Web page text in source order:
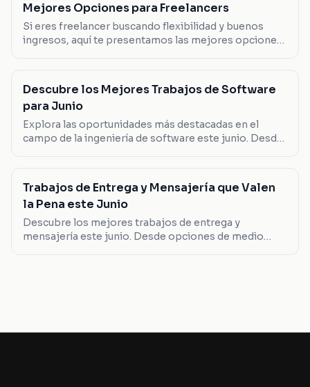
Mejores Opciones para Freelancers
Si eres freelancer buscando flexibilidad y buenos
ingresos, aquí te presentamos las mejores opciones
Descubre los Mejores Trabajos de Software
para Junio
Explora las oportunidades más destacadas en el
campo de la ingeniería de software este junio. Desde
Trabajos de Entrega y Mensajería que Valen
la Pena este Junio
Descubre los mejores trabajos de entrega y
mensajería este junio. Desde opciones de medio